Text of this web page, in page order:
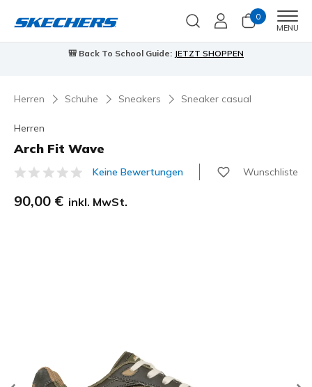
0
MENU
🎒 Back To School Guide: JETZT SHOPPEN
Herren Schuhe Sneakers Sneaker casual
Herren
Arch Fit Wave
4,7 von 5 Kundenbewertungen
Keine Bewertungen Wunschliste
90,00 € inkl. MwSt.